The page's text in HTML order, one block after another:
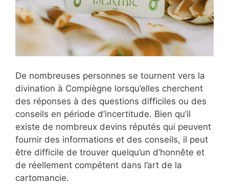
De nombreuses personnes se tournent vers la
divination à Compiègne lorsqu’elles cherchent
des réponses à des questions difficiles ou des
conseils en période d’incertitude. Bien qu’il
existe de nombreux devins réputés qui peuvent
fournir des informations et des conseils, il peut
être difficile de trouver quelqu’un d’honnête et
de réellement compétent dans l’art de la
cartomancie.